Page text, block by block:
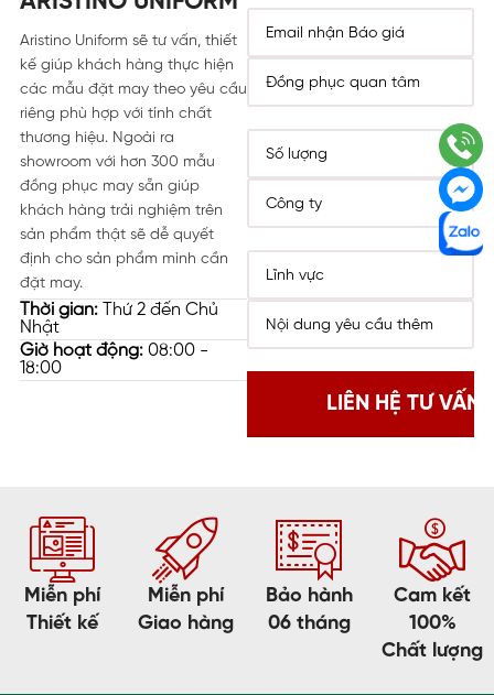
Aristino Uniform sẽ tư vấn, thiết
kế giúp khách hàng thực hiện
các mẫu đặt may theo yêu cầu
riêng phù hợp với tính chất
thương hiệu. Ngoài ra
showroom với hơn 300 mẫu
đồng phục may sẵn giúp
khách hàng trải nghiệm trên
sản phẩm thật sẽ dễ quyết
định cho sản phẩm mình cần
đặt may.
Thời gian:Thứ 2 đến Chủ
Nhật
Giờ hoạt động:08:00 -
18:00
Miễn phí
Thiết kế
Miễn phí
Giao hàng
Bảo hành
06 tháng
Cam kết
100%
Chất lượng